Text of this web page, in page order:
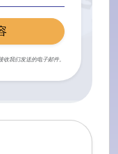
收我们发送的电子邮件。